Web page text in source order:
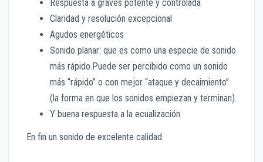
Respuesta a graves potente y controlada
Claridad y resolución excepcional
Agudos energéticos
Sonido planar: que es como una especie de sonido
más rápido.Puede ser percibido como un sonido
más “rápido” o con mejor “ataque y decaimiento”
(la forma en que los sonidos empiezan y terminan).
Y buena respuesta a la ecualización
En fin un sonido de excelente calidad.